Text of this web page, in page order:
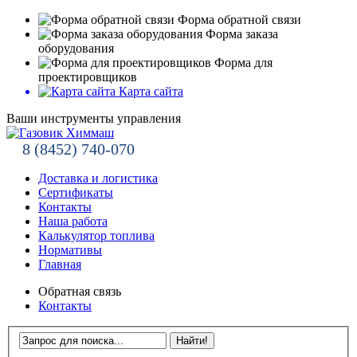
Форма обратной связи
Форма заказа
оборудования
Форма для
проектировщиков
Карта сайта
Ваши инструменты управления
8 (8452) 740-070
Доставка и логистика
Сертификаты
Контакты
Наша работа
Калькулятор топлива
Нормативы
Главная
Обратная связь
Контакты